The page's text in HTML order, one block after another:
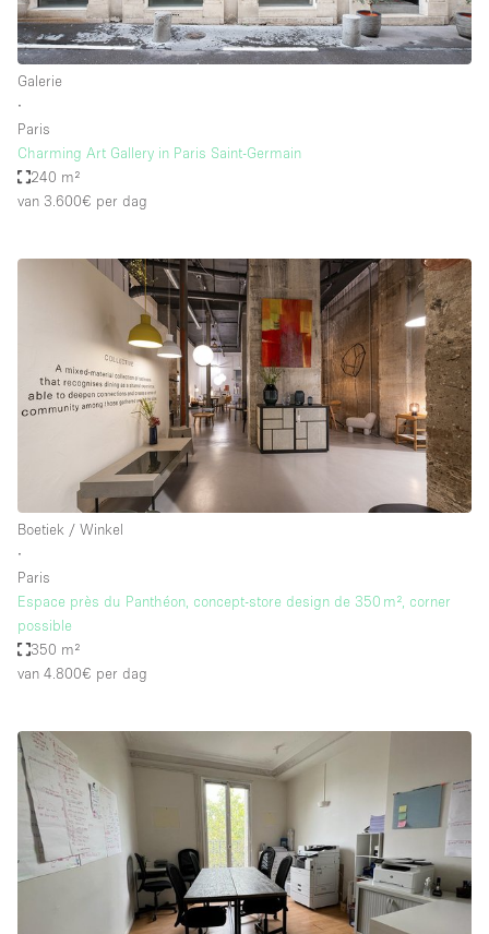
Galerie
∙
Paris
Charming Art Gallery in Paris Saint-Germain
240 m²
van 3.600€ per dag
Boetiek / Winkel
∙
Paris
Espace près du Panthéon, concept-store design de 350 m², corner
possible
350 m²
van 4.800€ per dag